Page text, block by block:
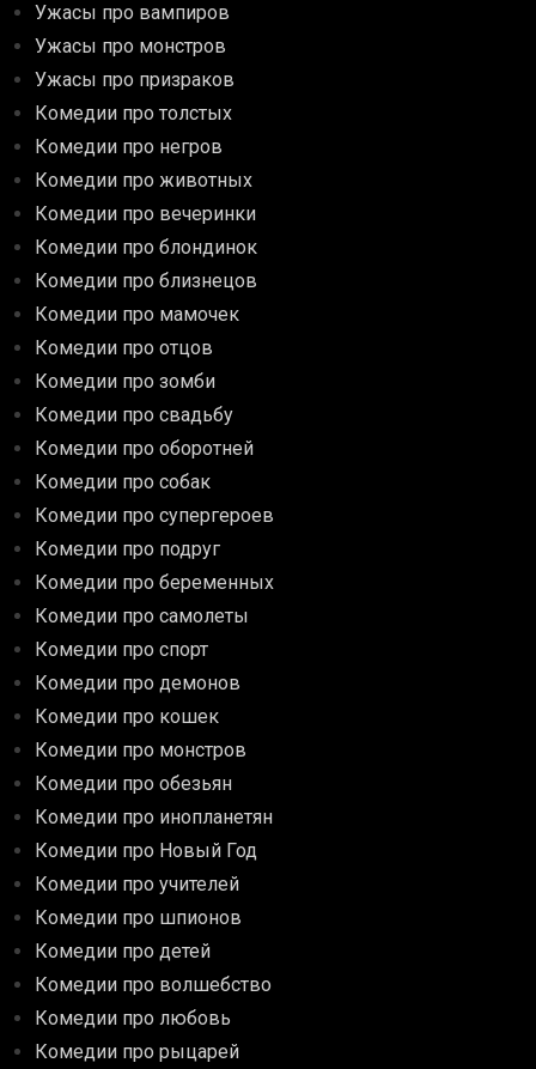
Ужасы про вампиров
Ужасы про монстров
Ужасы про призраков
Комедии про толстых
Комедии про негров
Комедии про животных
Комедии про вечеринки
Комедии про блондинок
Комедии про близнецов
Комедии про мамочек
Комедии про отцов
Комедии про зомби
Комедии про свадьбу
Комедии про оборотней
Комедии про собак
Комедии про супергероев
Комедии про подруг
Комедии про беременных
Комедии про самолеты
Комедии про спорт
Комедии про демонов
Комедии про кошек
Комедии про монстров
Комедии про обезьян
Комедии про инопланетян
Комедии про Новый Год
Комедии про учителей
Комедии про шпионов
Комедии про детей
Комедии про волшебство
Комедии про любовь
Комедии про рыцарей